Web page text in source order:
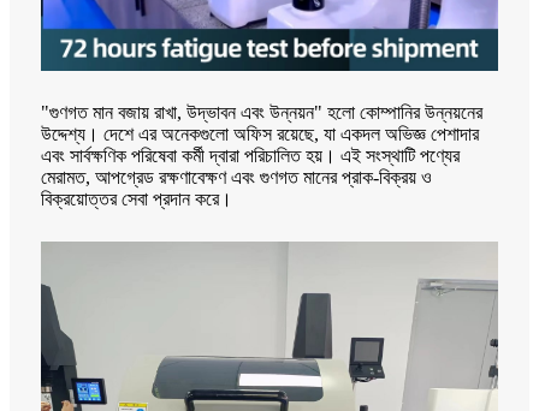
"গুণগত মান বজায় রাখা, উদ্ভাবন এবং উন্নয়ন" হলো কোম্পানির উন্নয়নের
উদ্দেশ্য। দেশে এর অনেকগুলো অফিস রয়েছে, যা একদল অভিজ্ঞ পেশাদার
এবং সার্বক্ষণিক পরিষেবা কর্মী দ্বারা পরিচালিত হয়। এই সংস্থাটি পণ্যের
মেরামত, আপগ্রেড রক্ষণাবেক্ষণ এবং গুণগত মানের প্রাক-বিক্রয় ও
বিক্রয়োত্তর সেবা প্রদান করে।